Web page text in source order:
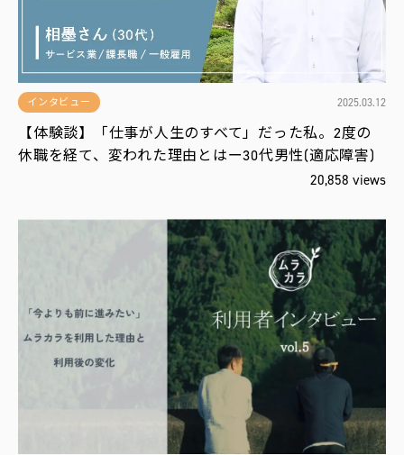
社
インタビュー 2025.03.12
【体験談】「仕事が人生のすべて」だった私。2度の
休職を経て、変われた理由とはー30代男性(適応障害)
20,858 views